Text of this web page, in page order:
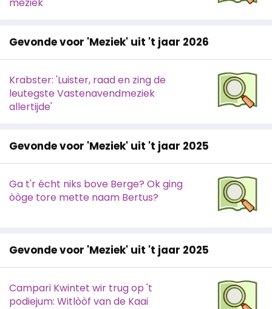
Gevonde voor 'Meziek' uit 't jaar 2026
Krabster: 'Luister, raad en zing de
leutegste Vastenavendmeziek
allertijde'
Gevonde voor 'Meziek' uit 't jaar 2025
Ga t'r écht niks bove Berge? Ok ging
òòge tore mette naam Bertus?
Gevonde voor 'Meziek' uit 't jaar 2025
Campari Kwintet wir trug op 't
podiejum: Witlòòf van de Kaai